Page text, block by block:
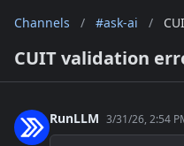
Channels / #ask-ai /
CUIT validation
RunLLM 3/31/26, 2:54